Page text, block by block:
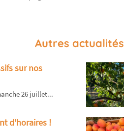
Autres actualités
sur nos
26 juillet...
d'horaires !